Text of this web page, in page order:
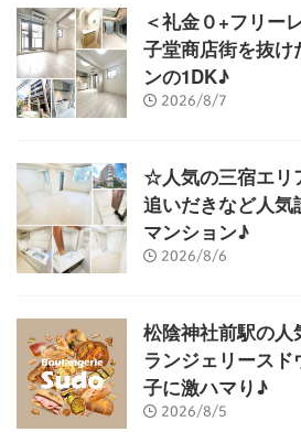
＜礼金０+フリー
子堂商店街を抜け
ンの1DK♪
2026/8/7
☆人気の三宿エリ
追いだきなど人
マンション♪
2026/8/6
松陰神社前駅の
ランジェリース
子に激ハマり♪
2026/8/5